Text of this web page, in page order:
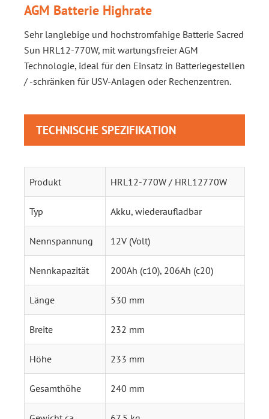
AGM Batterie Highrate
Sehr langlebige und hochstromfahige Batterie Sacred
Sun HRL12-770W, mit wartungsfreier AGM
Technologie, ideal für den Einsatz in Batteriegestellen
/ -schränken für USV-Anlagen oder Rechenzentren.
TECHNISCHE SPEZIFIKATION
Produkt HRL12-770W / HRL12770W
Typ Akku, wiederaufladbar
Nennspannung 12V (Volt)
Nennkapazität 200Ah (c10), 206Ah (c20)
Länge 530 mm
Breite 232 mm
Höhe 233 mm
Gesamthöhe 240 mm